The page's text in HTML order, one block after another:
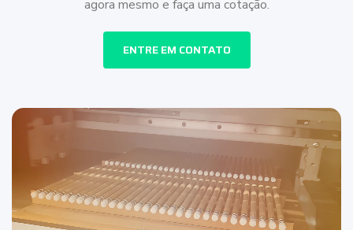
agora mesmo e faça uma cotação.
ENTRE EM CONTATO